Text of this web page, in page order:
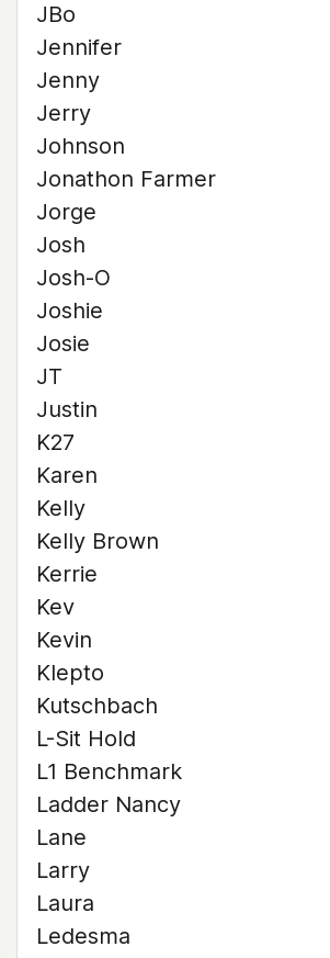
JBo
Jennifer
Jenny
Jerry
Johnson
Jonathon Farmer
Jorge
Josh
Josh-O
Joshie
Josie
JT
Justin
K27
Karen
Kelly
Kelly Brown
Kerrie
Kev
Kevin
Klepto
Kutschbach
L-Sit Hold
L1 Benchmark
Ladder Nancy
Lane
Larry
Laura
Ledesma